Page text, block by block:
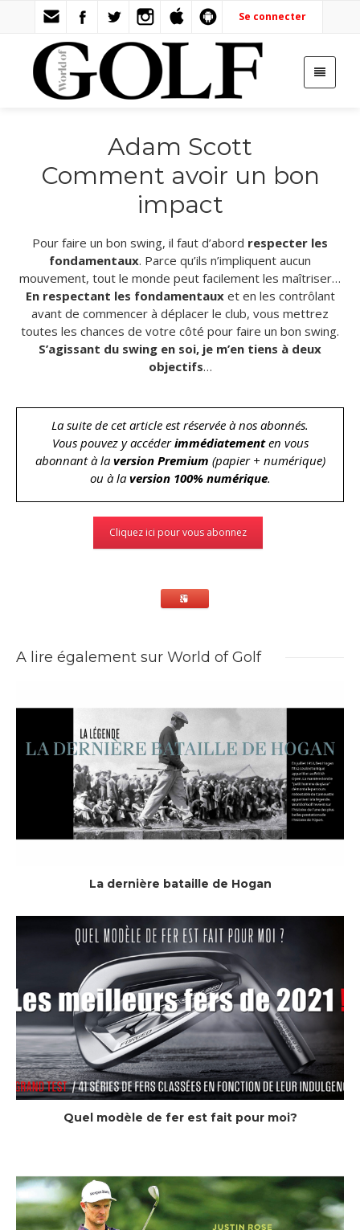
Se connecter
Adam Scott
Comment avoir un bon
impact
Pour faire un bon swing, il faut d’abord respecter les
fondamentaux. Parce qu’ils n’impliquent aucun
mouvement, tout le monde peut facilement les maîtriser…
En respectant les fondamentauxet en les contrôlant
avant de commencer à déplacer le club, vous mettrez
toutes les chances de votre côté pour faire un bon swing.
S’agissant du swing en soi, je m’en tiens à deux
objectifs…
La suite de cet article est réservée à nos abonnés.
Vous pouvez y accéderimmédiatementen vous
abonnant à la version Premium (papier + numérique)
ou à la version 100% numérique.
Cliquez ici pour vous abonnez
A lire également sur World of Golf
La dernière bataille de Hogan
Quel modèle de fer est fait pour moi?